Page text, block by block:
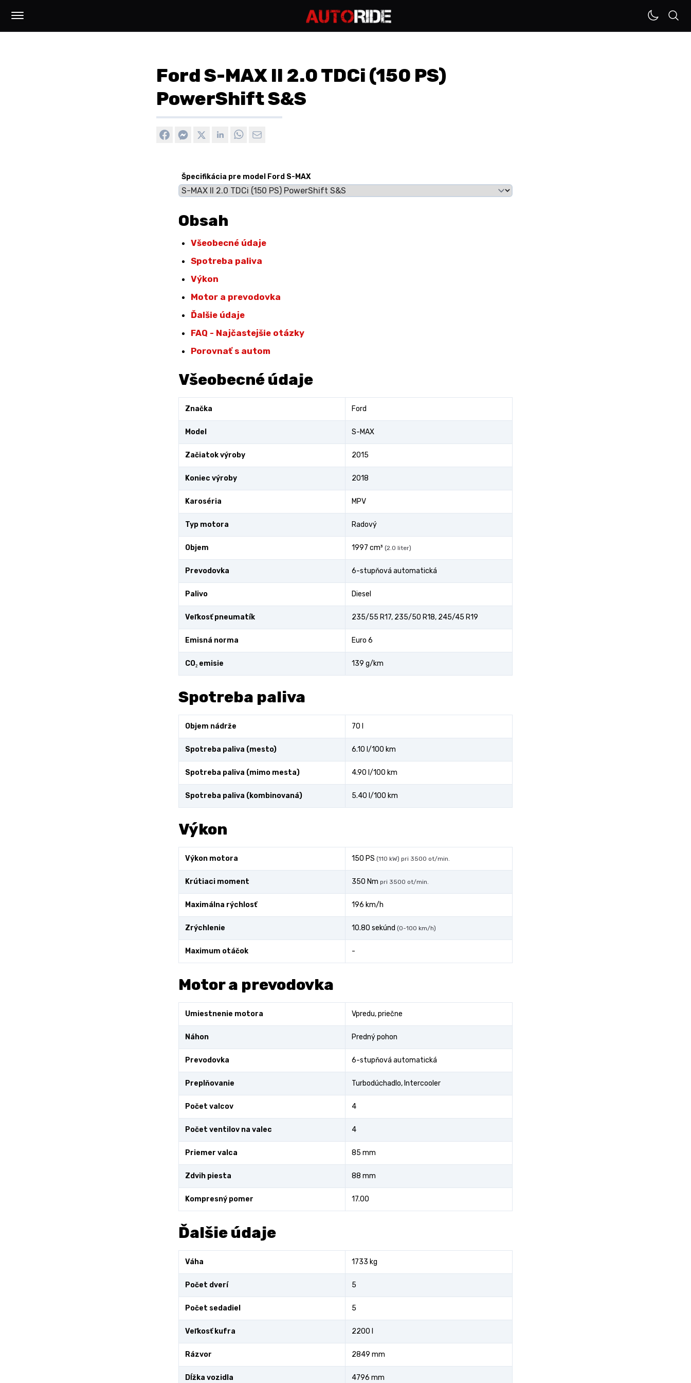
Ford S-MAX II 2.0 TDCi (150 PS)
PowerShift S&S
Špecifikácia pre model Ford S-MAX
Obsah
Všeobecné údaje
Spotreba paliva
Výkon
Motor a prevodovka
Ďalšie údaje
FAQ - Najčastejšie otázky
Porovnať s autom
Všeobecné údaje
Značka Ford
Model S-MAX
Začiatok výroby 2015
Koniec výroby 2018
Karoséria MPV
Typ motora Radový
Objem 1997 cm³ (2.0 liter)
Prevodovka 6-stupňová automatická
Palivo Diesel
Veľkosť pneumatík 235/55 R17, 235/50 R18, 245/45 R19
Emisná norma Euro 6
CO₂ emisie 139 g/km
Spotreba paliva
Objem nádrže 70 l
Spotreba paliva (mesto) 6.10 l/100 km
Spotreba paliva (mimo mesta) 4.90 l/100 km
Spotreba paliva (kombinovaná) 5.40 l/100 km
Výkon
Výkon motora 150 PS (110 kW) pri 3500 ot/min.
Krútiaci moment 350 Nm pri 3500 ot/min.
Maximálna rýchlosť 196 km/h
Zrýchlenie 10.80 sekúnd (0-100 km/h)
Maximum otáčok -
Motor a prevodovka
Umiestnenie motora Vpredu, priečne
Náhon Predný pohon
Prevodovka 6-stupňová automatická
Preplňovanie Turbodúchadlo, Intercooler
Počet valcov 4
Počet ventilov na valec 4
Priemer valca 85 mm
Zdvih piesta 88 mm
Kompresný pomer 17.00
Ďalšie údaje
Váha 1733 kg
Počet dverí 5
Počet sedadiel 5
Veľkosť kufra 2200 l
Rázvor 2849 mm
Dĺžka vozidla 4796 mm